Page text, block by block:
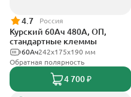
4.7 Россия
Курский 60Ач 480А, ОП,
стандартные клеммы
242x175x190 мм
60Ач
Обратная полярность
4 700 ₽